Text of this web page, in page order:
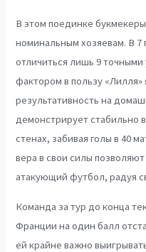
В этом поединке
номинальным хозяевам. В 7
отличиться лишь 9
фактором в пользу
результативность на
демонстрирует стабильно
стенах, забивая голы в 40
вера в свои силы
атакующий футбол, радуя
Команда за тур до конца
Франции на один балл
ей крайне важно